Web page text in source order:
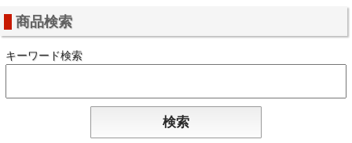
商品検索
キーワード検索